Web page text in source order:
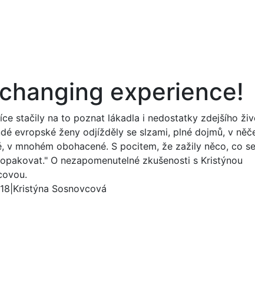
experience!
stačily na to poznat lákadla i nedostatky zdejšího
evropské ženy odjížděly se slzami, plné dojmů, v
v mnohém obohacené. S pocitem, že zažily něco, co
O nezapomenutelné zkušenosti s Kristýnou
Kristýna Sosnovcová